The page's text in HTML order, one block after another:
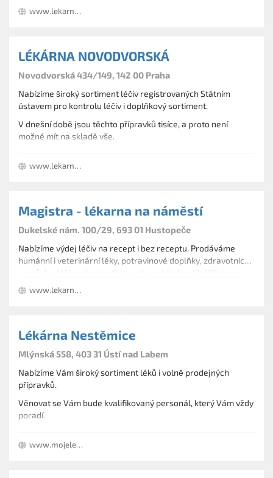
problémy. Sídlo lékárny je v dětské poliklinice a nabízíme
Vám nejširší sortiment přípravků pro Vaše děti.
www.lekarnabilydum.cz/
LÉKÁRNA NOVODVORSKÁ
Novodvorská 434/149, 142 00 Praha
Nabízíme široký sortiment léčiv registrovaných Státním
ústavem pro kontrolu léčiv i doplňkový sortiment.
V dnešní době jsou těchto přípravků tisíce, a proto není
možné mít na skladě vše.
individuálně a ve velice krátké době.
www.lekarnanovodvorska.cz
Magistra - lékarna na náměstí
Dukelské nám. 100/29, 693 01 Hustopeče
Nabízíme výdej léčiv na recept i bez receptu. Prodáváme
humánní i veterinární léky, potravinové doplňky, zdravotnické
pomůcky, léčivou kosmetiku a zdravotní obuv. Zajišťujeme
soukromé konzultace. Připravujeme léčivé přípravky dle
individuálních potřeb. Jsme člen sdružení Magistra. Další
www.lekarny.zdravcentra.cz/hustopece
Lékárna Nestěmice
Mlýnská 558, 403 31 Ústí nad Labem
Nabízíme Vám široký sortiment léků i volně prodejných
přípravků.
Věnovat se Vám bude kvalifikovaný personál, který Vám vždy
poradí.
www.mojelekarna.cz